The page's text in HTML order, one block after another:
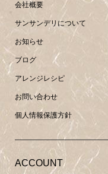
会社概要
サンサンデリについて
お知らせ
ブログ
アレンジレシピ
お問い合わせ
個人情報保護方針
ACCOUNT